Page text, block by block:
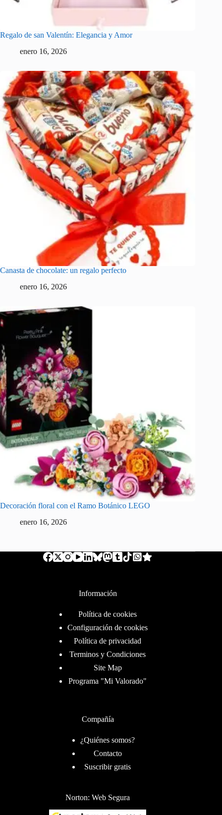
Regalo de san Valentín: Elegancia y Amor
enero 16, 2026
Canasta de chocolate: un regalo perfecto
enero 16, 2026
Decoración floral con el Ramo Botánico LEGO
enero 16, 2026
Información
Política de cookies
Configuración de cookies
Política de privacidad
Terminos y Condiciones
Site Map
Programa "Mi Valorado"
Compañía
¿Quiénes somos?
Contacto
Suscribir gratis
Norton: Web Segura